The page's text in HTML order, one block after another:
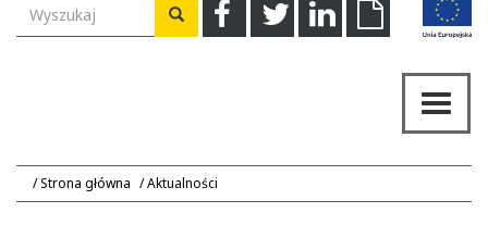
FacebookTwitterLinkedinDownload
Wyszukiwarka Wyszukaj
Strona główna Aktualności